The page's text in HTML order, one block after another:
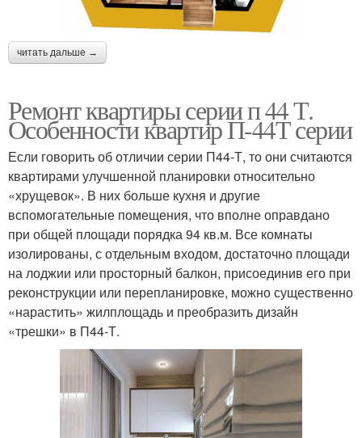
читать дальше →
Ремонт квартиры серии п 44 Т.
Особенности квартир П-44Т серии
Если говорить об отличии серии П44-Т, то они считаются
квартирами улучшенной планировки относительно
«хрущевок». В них больше кухня и другие
вспомогательные помещения, что вполне оправдано
при общей площади порядка 94 кв.м. Все комнаты
изолированы, с отдельным входом, достаточно площади
на лоджии или просторный балкон, присоединив его при
реконструкции или перепланировке, можно существенно
«нарастить» жилплощадь и преобразить дизайн
«трешки» в П44-Т.